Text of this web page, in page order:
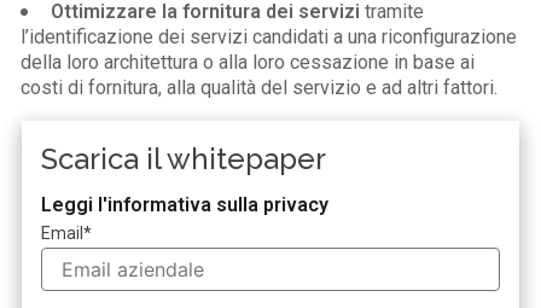
Ottimizzare la fornitura dei servizi tramite
l’identificazione dei servizi candidati a una riconfigurazione
della loro architettura o alla loro cessazione in base ai
costi di fornitura, alla qualità del servizio e ad altri fattori.
Scarica il whitepaper
Leggi l'informativa sulla privacy
Email*